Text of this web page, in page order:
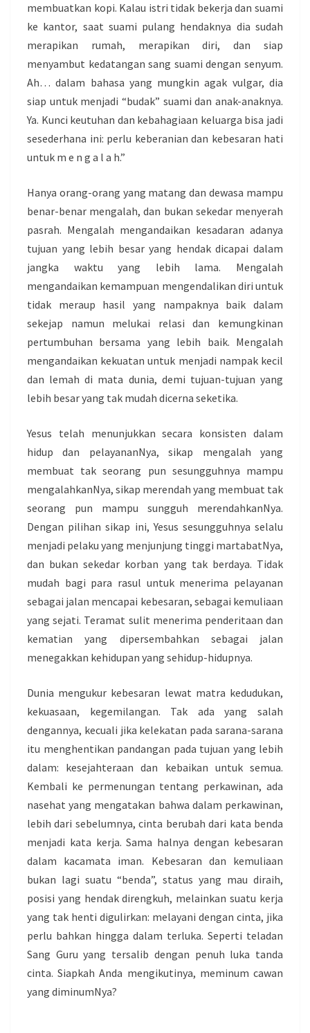
membuatkan kopi. Kalau istri tidak bekerja dan suami
ke kantor, saat suami pulang hendaknya dia sudah
merapikan rumah, merapikan diri, dan siap
menyambut kedatangan sang suami dengan senyum.
Ah… dalam bahasa yang mungkin agak vulgar, dia
siap untuk menjadi “budak” suami dan anak-anaknya.
Ya. Kunci keutuhan dan kebahagiaan keluarga bisa jadi
sesederhana ini: perlu keberanian dan kebesaran hati
untuk m e n g a l a h.”
Hanya orang-orang yang matang dan dewasa mampu
benar-benar mengalah, dan bukan sekedar menyerah
pasrah. Mengalah mengandaikan kesadaran adanya
tujuan yang lebih besar yang hendak dicapai dalam
jangka waktu yang lebih lama. Mengalah
mengandaikan kemampuan mengendalikan diri untuk
tidak meraup hasil yang nampaknya baik dalam
sekejap namun melukai relasi dan kemungkinan
pertumbuhan bersama yang lebih baik. Mengalah
mengandaikan kekuatan untuk menjadi nampak kecil
dan lemah di mata dunia, demi tujuan-tujuan yang
lebih besar yang tak mudah dicerna seketika.
Yesus telah menunjukkan secara konsisten dalam
hidup dan pelayananNya, sikap mengalah yang
membuat tak seorang pun sesungguhnya mampu
mengalahkanNya, sikap merendah yang membuat tak
seorang pun mampu sungguh merendahkanNya.
Dengan pilihan sikap ini, Yesus sesungguhnya selalu
menjadi pelaku yang menjunjung tinggi martabatNya,
dan bukan sekedar korban yang tak berdaya. Tidak
mudah bagi para rasul untuk menerima pelayanan
sebagai jalan mencapai kebesaran, sebagai kemuliaan
yang sejati. Teramat sulit menerima penderitaan dan
kematian yang dipersembahkan sebagai jalan
menegakkan kehidupan yang sehidup-hidupnya.
Dunia mengukur kebesaran lewat matra kedudukan,
kekuasaan, kegemilangan. Tak ada yang salah
dengannya, kecuali jika kelekatan pada sarana-sarana
itu menghentikan pandangan pada tujuan yang lebih
dalam: kesejahteraan dan kebaikan untuk semua.
Kembali ke permenungan tentang perkawinan, ada
nasehat yang mengatakan bahwa dalam perkawinan,
lebih dari sebelumnya, cinta berubah dari kata benda
menjadi kata kerja. Sama halnya dengan kebesaran
dalam kacamata iman. Kebesaran dan kemuliaan
bukan lagi suatu “benda”, status yang mau diraih,
posisi yang hendak direngkuh, melainkan suatu kerja
yang tak henti digulirkan: melayani dengan cinta, jika
perlu bahkan hingga dalam terluka. Seperti teladan
Sang Guru yang tersalib dengan penuh luka tanda
cinta. Siapkah Anda mengikutinya, meminum cawan
yang diminumNya?